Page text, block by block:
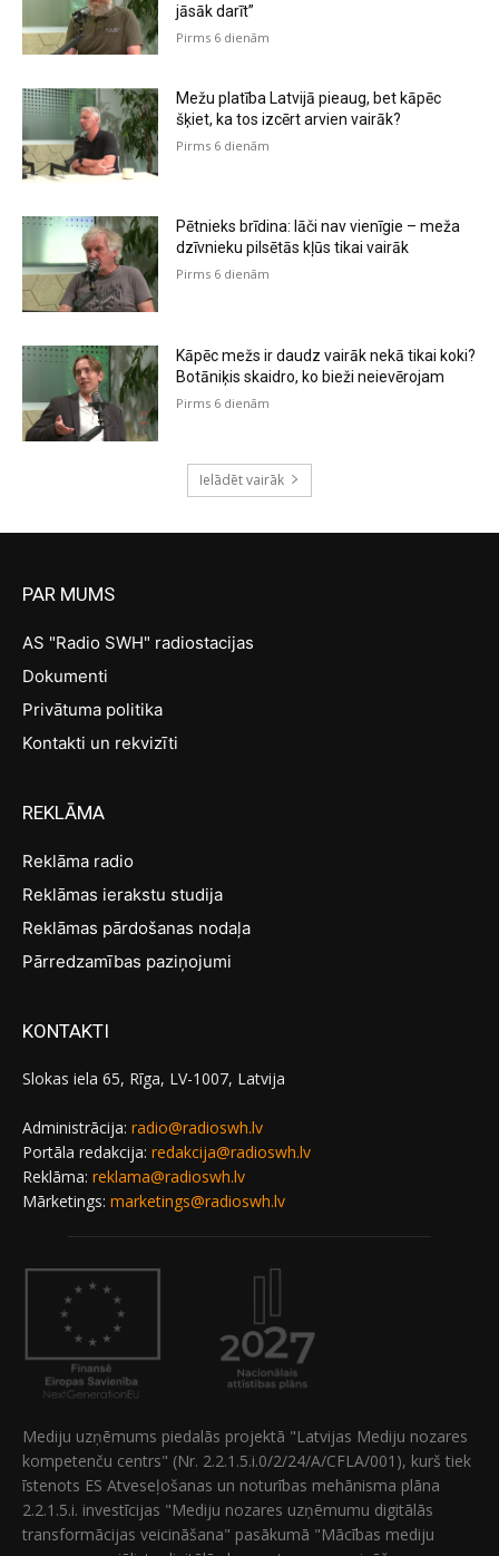
jāsāk darīt”
Pirms 6 dienām
Mežu platība Latvijā pieaug, bet kāpēc
šķiet, ka tos izcērt arvien vairāk?
Pirms 6 dienām
Pētnieks brīdina: lāči nav vienīgie – meža
dzīvnieku pilsētās kļūs tikai vairāk
Pirms 6 dienām
Kāpēc mežs ir daudz vairāk nekā tikai koki?
Botāniķis skaidro, ko bieži neievērojam
Pirms 6 dienām
Ielādēt vairāk
PAR MUMS
AS "Radio SWH" radiostacijas
Dokumenti
Privātuma politika
Kontakti un rekvizīti
REKLĀMA
Reklāma radio
Reklāmas ierakstu studija
Reklāmas pārdošanas nodaļa
Pārredzamības paziņojumi
KONTAKTI
Slokas iela 65, Rīga, LV-1007, Latvija
Administrācija: radio@radioswh.lv
Portāla redakcija: redakcija@radioswh.lv
Reklāma: reklama@radioswh.lv
Mārketings: marketings@radioswh.lv
Mediju uzņēmums piedalās projektā "Latvijas Mediju nozares
kompetenču centrs" (Nr. 2.2.1.5.i.0/2/24/A/CFLA/001), kurš tiek
īstenots ES Atveseļošanas un noturības mehānisma plāna
2.2.1.5.i. investīcijas "Mediju nozares uzņēmumu digitālās
transformācijas veicināšana" pasākumā "Mācības mediju